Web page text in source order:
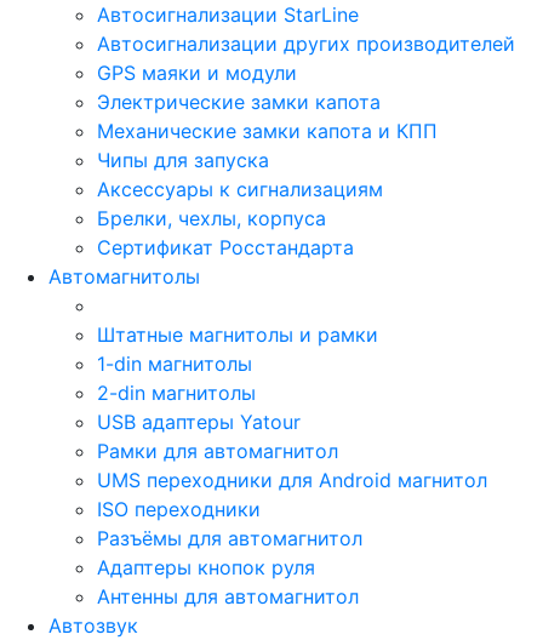
Автосигнализации StarLine
Автосигнализации других производителей
GPS маяки и модули
Электрические замки капота
Механические замки капота и КПП
Чипы для запуска
Аксессуары к сигнализациям
Брелки, чехлы, корпуса
Сертификат Росстандарта
Автомагнитолы
Штатные магнитолы и рамки
1-din магнитолы
2-din магнитолы
USB адаптеры Yatour
Рамки для автомагнитол
UMS переходники для Android магнитол
ISO переходники
Разъёмы для автомагнитол
Адаптеры кнопок руля
Антенны для автомагнитол
Автозвук